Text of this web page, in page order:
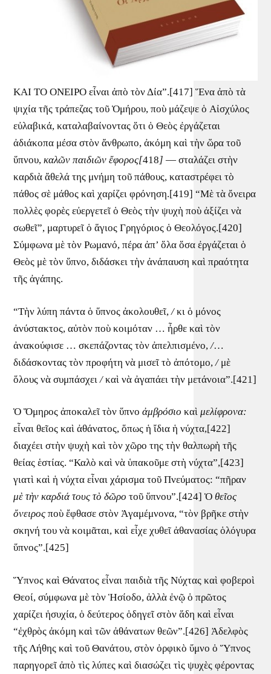
ΚΑΙ ΤΟ ΟΝΕΙΡΟ εἶναι ἀπὸ τὸν Δία”.[417] Ἕνα ἀπὸ τὰ
ψιχία τῆς τράπεζας τοῦ Ὁμήρου, ποὺ μάζεψε ὁ Αἰσχύλος
εὐλαβικά, καταλαβαίνοντας ὅτι ὁ Θεὸς ἐργάζεται
ἀδιάκοπα μέσα στὸν ἄνθρωπο, ἀκόμη καὶ τὴν ὥρα τοῦ
ὕπνου,καλῶν παιδιῶν ἔφορος[418] — σταλάζει στὴν
καρδιὰ ἄθελά της μνήμη τοῦ πάθους, καταστρέφει τὸ
πάθος σὲ μάθος καὶ χαρίζει φρόνηση.[419] “Μὲ τὰ ὄνειρα
πολλὲς φορὲς εὐεργετεῖ ὁ Θεὸς τὴν ψυχὴ ποὺ ἀξίζει νὰ
σωθεῖ”, μαρτυρεῖ ὁ ἅγιος Γρηγόριος ὁ Θεολόγος.[420]
Σύμφωνα μὲ τὸν Ρωμανό, πέρα ἀπ’ ὅλα ὅσα ἐργάζεται ὁ
Θεὸς μὲ τὸν ὕπνο, διδάσκει τὴν ἀνάπαυση καὶ πραότητα
τῆς ἀγάπης.
“Τὴν λύπη πάντα ὁ ὕπνος ἀκολουθεῖ,/κι ὁ μόνος
ἀνύστακτος, αὐτὸν ποὺ κοιμόταν … ἦρθε καὶ τὸν
ἀνακούφισε … σκεπάζοντας τὸν ἀπελπισμένο,/…
διδάσκοντας τὸν προφήτη νὰ μισεῖ τὸ ἀπότομο,/μὲ
ὅλους νὰ συμπάσχει/καὶ νὰ ἀγαπάει τὴν μετάνοια”.[421]
Ὁ Ὅμηρος ἀποκαλεῖ τὸν ὕπνοἀμβρόσιοκαὶμελίφρονα:
εἶναι θεῖος καὶ ἀθάνατος, ὅπως ἡ ἴδια ἡ νύχτα,[422]
διαχέει στὴν ψυχὴ καὶ τὸν χῶρο της τὴν θαλπωρὴ τῆς
θείας ἑστίας. “Καλὸ καὶ νὰ ὑπακοῦμε στὴ νύχτα”,[423]
γιατὶ καὶ ἡ νύχτα εἶναι χάρισμα τοῦ Πνεύματος: “πῆραν
μὲ τὴν καρδιά τους τὸ δῶροτοῦ ὕπνου”.[424] Ὁθεῖος
ὄνειροςποὺ ἔφθασε στὸν Ἀγαμέμνονα, “τὸν βρῆκε στὴν
σκηνή του νὰ κοιμᾶται, καὶ εἶχε χυθεῖ ἀθανασίας ὁλόγυρα
ὕπνος”.[425]
Ὕπνος καὶ Θάνατος εἶναι παιδιὰ τῆς Νύχτας καὶ φοβεροὶ
Θεοί, σύμφωνα μὲ τὸν Ἡσίοδο, ἀλλὰ ἐνῷ ὁ πρῶτος
χαρίζει ἡσυχία, ὁ δεύτερος ὁδηγεῖ στὸν ἅδη καὶ εἶναι
“ἐχθρὸς ἀκόμη καὶ τῶν ἀθάνατων θεῶν”.[426] Ἀδελφὸς
τῆς Λήθης καὶ τοῦ Θανάτου, στὸν ὀρφικὸ ὕμνο ὁ Ὕπνος
παρηγορεῖ ἀπὸ τὶς λύπες καὶ διασώζει τὶς ψυχὲς φέροντας